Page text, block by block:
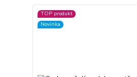
TOP produkt
Novinka